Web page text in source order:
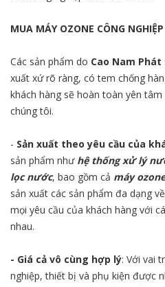
MUA MÁY OZONE CÔNG
Các sản phẩm do Cao Nam Phát
xuất xứ rõ ràng, có tem chống
khách hàng sẽ hoàn toàn yên
chúng tôi.
- Sản xuất theo yêu cầu của
sản phẩm như hệ thống xử lý
lọc nước, bao gồm cả máy ozone
sản xuất các sản phẩm đa dạng
mọi yêu cầu của khách hàng với
nhau.
- Giá cả vô cùng hợp lý: Với vai
nghiệp, thiết bị và phụ kiện được